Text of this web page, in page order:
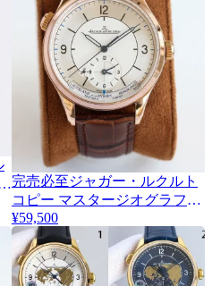
2
完売必至ジャガー・ルクルト
コピー マスタージオグラフィ
ーク 42mm 2色 Jas51253
¥59,500